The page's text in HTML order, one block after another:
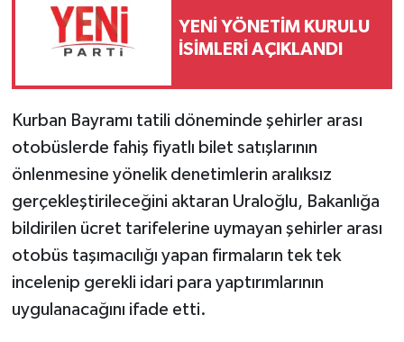
YENİ YÖNETİM KURULU
İSİMLERİ AÇIKLANDI
Kurban Bayramı tatili döneminde şehirler arası
otobüslerde fahiş fiyatlı bilet satışlarının
önlenmesine yönelik denetimlerin aralıksız
gerçekleştirileceğini aktaran Uraloğlu, Bakanlığa
bildirilen ücret tarifelerine uymayan şehirler arası
otobüs taşımacılığı yapan firmaların tek tek
incelenip gerekli idari para yaptırımlarının
uygulanacağını ifade etti.